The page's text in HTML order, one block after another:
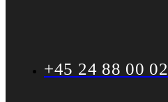
+45 24 88 00 02